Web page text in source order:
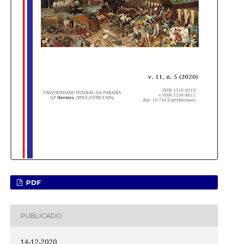
PDF
PUBLICADO
14-12-2020